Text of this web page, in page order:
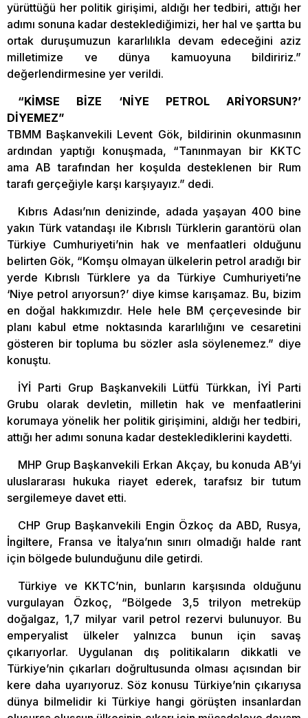
yürüttüğü her politik girişimi, aldığı her tedbiri, attığı her
adımı sonuna kadar desteklediğimizi, her hal ve şartta bu
ortak duruşumuzun kararlılıkla devam edeceğini aziz
milletimize ve dünya kamuoyuna bildiririz.”
değerlendirmesine yer verildi.
“KİMSE BİZE ‘NİYE PETROL ARİYORSUN?’
DİYEMEZ”
TBMM Başkanvekili Levent Gök, bildirinin okunmasının
ardından yaptığı konuşmada, “Tanınmayan bir KKTC
ama AB tarafından her koşulda desteklenen bir Rum
tarafı gerçeğiyle karşı karşıyayız.” dedi.
Kıbrıs Adası’nın denizinde, adada yaşayan 400 bine
yakın Türk vatandaşı ile Kıbrıslı Türklerin garantörü olan
Türkiye Cumhuriyeti’nin hak ve menfaatleri olduğunu
belirten Gök, “Komşu olmayan ülkelerin petrol aradığı bir
yerde Kıbrıslı Türklere ya da Türkiye Cumhuriyeti’ne
‘Niye petrol arıyorsun?’ diye kimse karışamaz. Bu, bizim
en doğal hakkımızdır. Hele hele BM çerçevesinde bir
planı kabul etme noktasında kararlılığını ve cesaretini
gösteren bir topluma bu sözler asla söylenemez.” diye
konuştu.
İYİ Parti Grup Başkanvekili Lütfü Türkkan, İYİ Parti
Grubu olarak devletin, milletin hak ve menfaatlerini
korumaya yönelik her politik girişimini, aldığı her tedbiri,
attığı her adımı sonuna kadar desteklediklerini kaydetti.
MHP Grup Başkanvekili Erkan Akçay, bu konuda AB’yi
uluslararası hukuka riayet ederek, tarafsız bir tutum
sergilemeye davet etti.
CHP Grup Başkanvekili Engin Özkoç da ABD, Rusya,
İngiltere, Fransa ve İtalya’nın sınırı olmadığı halde rant
için bölgede bulunduğunu dile getirdi.
Türkiye ve KKTC’nin, bunların karşısında olduğunu
vurgulayan Özkoç, “Bölgede 3,5 trilyon metreküp
doğalgaz, 1,7 milyar varil petrol rezervi bulunuyor. Bu
emperyalist ülkeler yalnızca bunun için savaş
çıkarıyorlar. Uygulanan dış politikaların dikkatli ve
Türkiye’nin çıkarları doğrultusunda olması açısından bir
kere daha uyarıyoruz. Söz konusu Türkiye’nin çıkarıysa
dünya bilmelidir ki Türkiye hangi görüşten insanlardan